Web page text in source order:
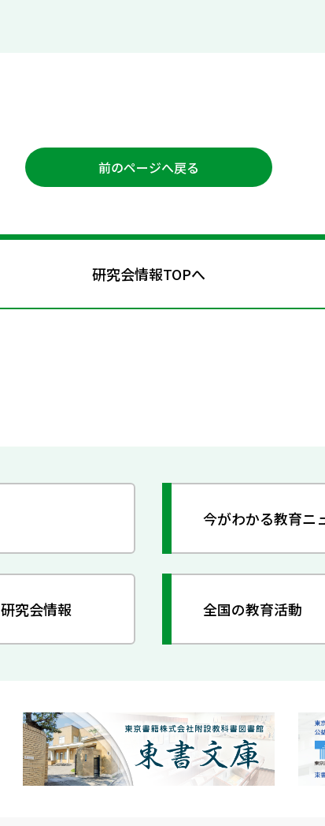
前のページへ戻る
研究会情報TOPへ
今がわかる教育ニ
研究会情報 全国の教育活動